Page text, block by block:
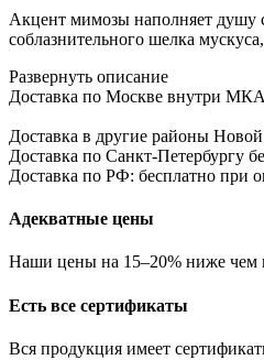
Акцент мимозы наполняет душу
соблазнительного шелка
Развернуть описание
Доставка по Москве внутри
Доставка в другие районы
Доставка по Санкт-Петербургу
Доставка по РФ: бесплатно при
Адекватные цены
Наши цены на 15–20% ниже чем в
Есть все сертификаты
Вся продукция имеет